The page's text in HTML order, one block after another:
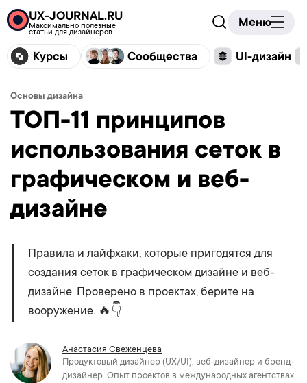
UX-JOURNAL.RU
Максимально полезные
статьи для дизайнеров
Меню
Курсы Сообщества UI-дизайн
Основы дизайна
ТОП-11 принципов
использования сеток в
графическом и веб-
дизайне
Правила и лайфхаки, которые пригодятся для
создания сеток в графическом дизайне и веб-
дизайне. Проверено в проектах, берите на
вооружение. 🔥👇
Анастасия Свеженцева
Продуктовый дизайнер (UX/UI), веб-дизайнер и бренд-
дизайнер. Опыт проектов в международных агентствах